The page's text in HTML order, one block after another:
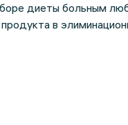
диеты больным
в